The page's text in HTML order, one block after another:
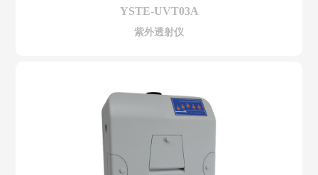
YSTE-UVT03A
紫外透射仪